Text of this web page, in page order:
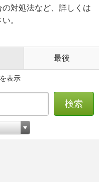
対処法など、詳しくは
。
最後
表示
検索